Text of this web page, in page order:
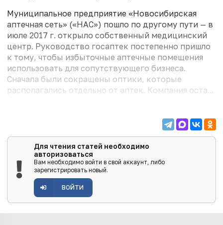
Муниципальное предприятие «Новосибирская
аптечная сеть» («НАС») пошло по другому пути — в
июле 2017 г. открыло собственный медицинский
центр. Руководство госаптек постепенно пришло
к тому, чтобы избыточные аптечные помещения
использовать для сопутствующего бизнеса.
Сначала были сокращены оптики, которые
располагались отдельно от аптек. Компания оста...
Для чтения статей необходимо
авторизоваться
Вам необходимо войти в свой аккаунт, либо
зарегистрировать новый.
ВОЙТИ